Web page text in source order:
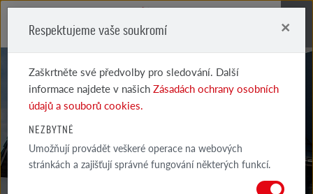
GALERIE
REALIZACÍ
Respektujeme vaše soukromí ×
Zaškrtněte své předvolby pro sledování. Další
informace najdete v našichZásadách ochrany osobních
údajů a souborů cookies.
NEZBYTNÉ
Umožňují provádět veškeré operace na webových
stránkách a zajišťují správné fungování některých funkcí.